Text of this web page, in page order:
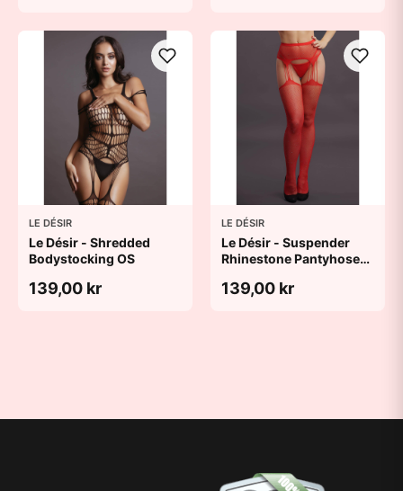
LE DÉSIR
Le Désir - Shredded
Bodystocking OS
139,00 kr
LE DÉSIR
Le Désir - Suspender
Rhinestone Pantyhose
139,00 kr